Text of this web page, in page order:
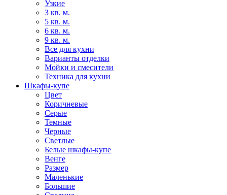
Узкие
3 кв. м.
5 кв. м.
6 кв. м.
9 кв. м.
Все для кухни
Варианты отделки
Мойки и смесители
Техника для кухни
Шкафы-купе
Цвет
Коричневые
Серые
Темные
Черные
Светлые
Белые шкафы-купе
Венге
Размер
Маленькие
Большие